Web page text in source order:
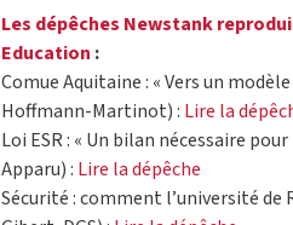
Les dépêches Newstank
Education :
Comue Aquitaine : « Vers un
Hoffmann-Martinot) : Lire la
Loi ESR : « Un bilan nécessaire
Apparu) : Lire la dépêche
Sécurité : comment l’université de